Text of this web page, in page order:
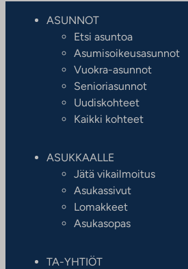
ASUNNOT
Etsi asuntoa
Asumisoikeusasunnot
Vuokra-asunnot
Senioriasunnot
Uudiskohteet
Kaikki kohteet
ASUKKAALLE
Jätä vikailmoitus
Asukassivut
Lomakkeet
Asukasopas
TA-YHTIÖT